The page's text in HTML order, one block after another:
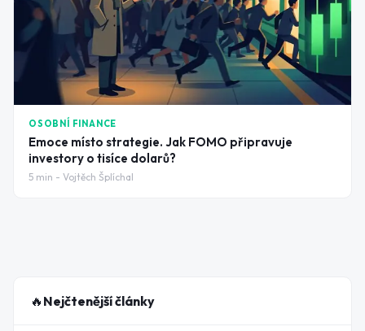
OSOBNÍ FINANCE
Emoce místo strategie. Jak FOMO připravuje
investory o tisíce dolarů?
5 min - Vojtěch Šplíchal
🔥 Nejčtenější články